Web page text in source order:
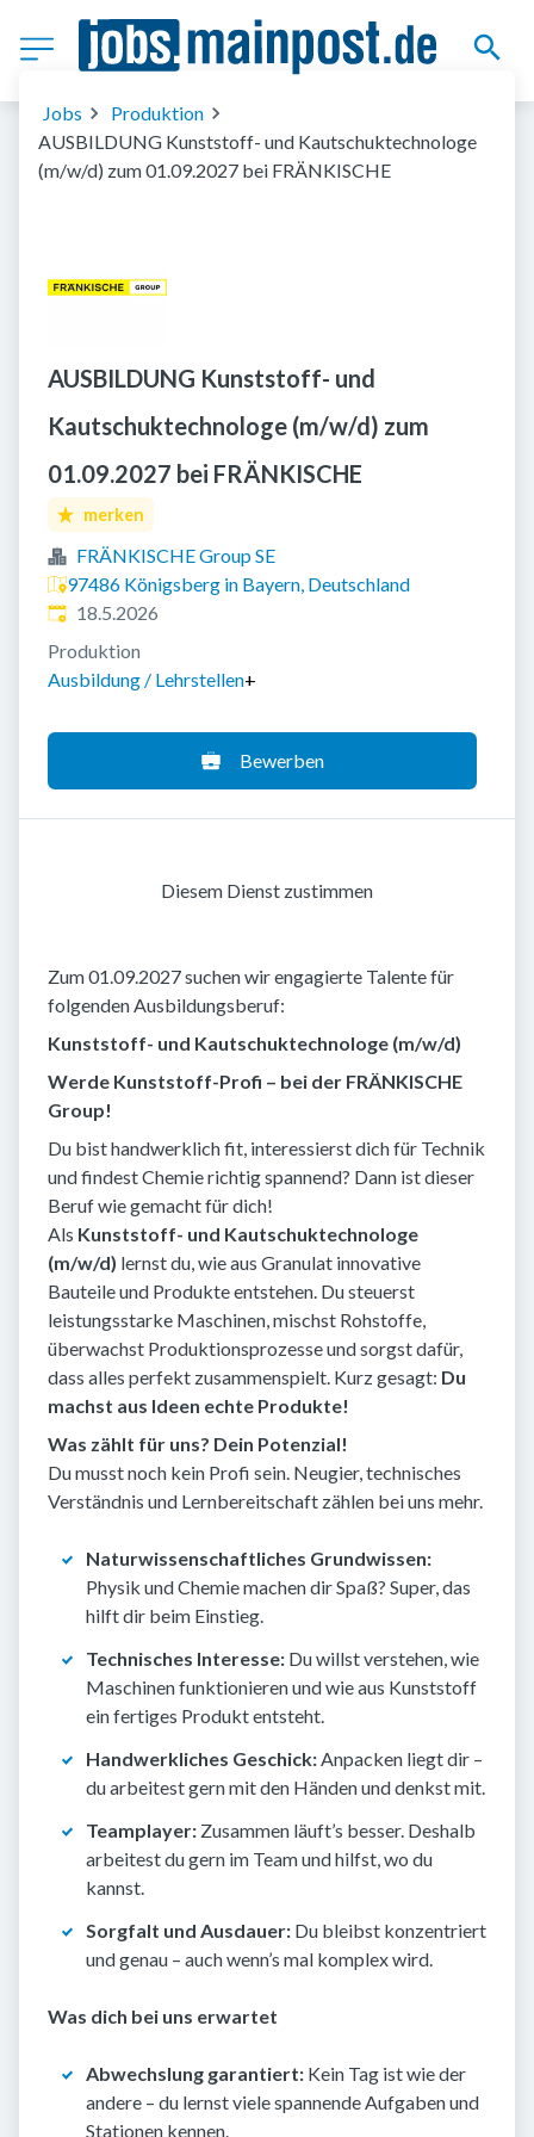
Jobs
Produktion
AUSBILDUNG Kunststoff- und Kautschuktechnologe
(m/w/d) zum 01.09.2027 bei FRÄNKISCHE
AUSBILDUNG Kunststoff- und
Kautschuktechnologe (m/w/d) zum
01.09.2027 bei FRÄNKISCHE
merken
FRÄNKISCHE Group SE
97486 Königsberg in Bayern, Deutschland
Veröffentlicht
18.5.2026
Produktion
Ausbildung / Lehrstellen+
Bewerben
Diesem Dienst zustimmen
Zum 01.09.2027 suchen wir engagierte Talente für
folgenden Ausbildungsberuf:
Kunststoff- und Kautschuktechnologe (m/w/d)
Werde Kunststoff-Profi – bei der FRÄNKISCHE
Group!
Du bist handwerklich fit, interessierst dich für Technik
und findest Chemie richtig spannend? Dann ist dieser
Beruf wie gemacht für dich!
Als Kunststoff- und Kautschuktechnologe
(m/w/d) lernst du, wie aus Granulat innovative
Bauteile und Produkte entstehen. Du steuerst
leistungsstarke Maschinen, mischst Rohstoffe,
überwachst Produktionsprozesse und sorgst dafür,
dass alles perfekt zusammenspielt. Kurz gesagt: Du
machst aus Ideen echte Produkte!
Was zählt für uns? Dein Potenzial!
Du musst noch kein Profi sein. Neugier, technisches
Verständnis und Lernbereitschaft zählen bei uns mehr.
Naturwissenschaftliches Grundwissen:
Physik und Chemie machen dir Spaß? Super, das
hilft dir beim Einstieg.
Technisches Interesse: Du willst verstehen, wie
Maschinen funktionieren und wie aus Kunststoff
ein fertiges Produkt entsteht.
Handwerkliches Geschick:Anpacken liegt dir –
du arbeitest gern mit den Händen und denkst mit.
Teamplayer: Zusammen läuft’s besser. Deshalb
arbeitest du gern im Team und hilfst, wo du
kannst.
Sorgfalt und Ausdauer: Du bleibst konzentriert
und genau – auch wenn’s mal komplex wird.
Was dich bei uns erwartet
Abwechslung garantiert: Kein Tag ist wie der
andere – du lernst viele spannende Aufgaben und
Stationen kennen.